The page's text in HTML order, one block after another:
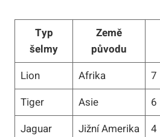
Typ
šelmy
Země
původu
Lion
Afrika
7
Tiger
Asie
6
Jaguar
Jižní Amerika 4